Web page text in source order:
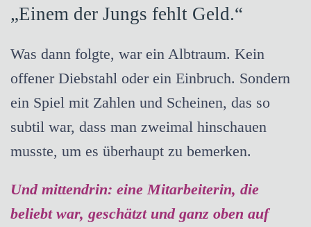
„Einem der Jungs fehlt Geld.“
Was dann folgte, war ein Albtraum. Kein
offener Diebstahl oder ein Einbruch. Sondern
ein Spiel mit Zahlen und Scheinen, das so
subtil war, dass man zweimal hinschauen
musste, um es überhaupt zu bemerken.
Und mittendrin: eine Mitarbeiterin, die
beliebt war, geschätzt und ganz oben auf